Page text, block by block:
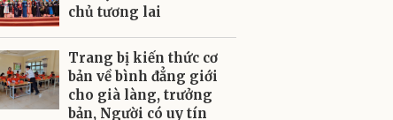
chủ tương lai
Trang bị kiến thức cơ
bản về bình đẳng giới
cho già làng, trưởng
bản, Người có uy tín